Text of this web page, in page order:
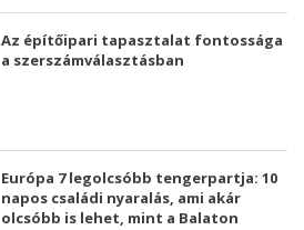
Az építőipari tapasztalat fontossága
a szerszámválasztásban
Európa 7 legolcsóbb tengerpartja: 10
napos családi nyaralás, ami akár
olcsóbb is lehet, mint a Balaton